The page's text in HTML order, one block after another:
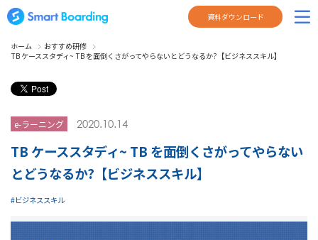
資料ダウンロード
ホーム
おすすめ研修
TB ケーススタディ~ TB を面倒くさがってやらないとどうなるか?【ビジネススキル】
e-ラーニング 2020.10.14
TB ケーススタディ~ TB を面倒くさがってやらない
とどうなるか?【ビジネススキル】
ビジネススキル